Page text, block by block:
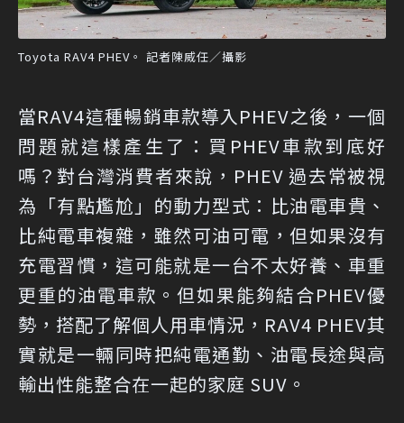
Toyota RAV4 PHEV。 記者陳威任／攝影
當RAV4這種暢銷車款導入PHEV之後，一個
問題就這樣產生了：買PHEV車款到底好
嗎？對台灣消費者來說，PHEV 過去常被視
為「有點尷尬」的動力型式：比油電車貴、
比純電車複雜，雖然可油可電，但如果沒有
充電習慣，這可能就是一台不太好養、車重
更重的油電車款。但如果能夠結合PHEV優
勢，搭配了解個人用車情況，RAV4 PHEV其
實就是一輛同時把純電通勤、油電長途與高
輸出性能整合在一起的家庭 SUV。